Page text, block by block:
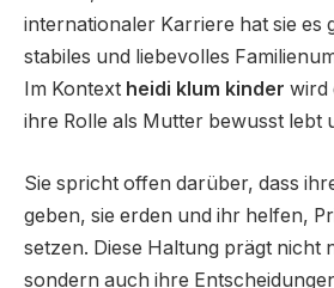
internationaler Karriere hat sie es
stabiles und liebevolles
Im Kontext heidi klum kinder wird
ihre Rolle als Mutter bewusst lebt
Sie spricht offen darüber, dass
geben, sie erden und ihr helfen,
setzen. Diese Haltung prägt nicht
sondern auch ihre